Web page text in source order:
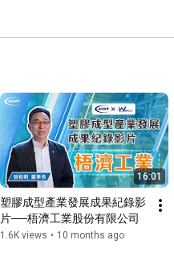
16:01
塑膠成型產業發展成果紀錄影
片──梧濟工業股份有限公司
1.6K views • 10 months ago